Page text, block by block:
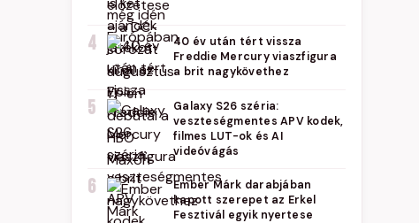
4
40 év után tért vissza
Freddie Mercury viaszfigura
a brit nagykövethez
5
Galaxy S26 széria:
veszteségmentes APV kodek,
filmes LUT-ok és AI
videóvágás
6
Ember Márk darabjában
kapott szerepet az Erkel
Fesztivál egyik nyertese